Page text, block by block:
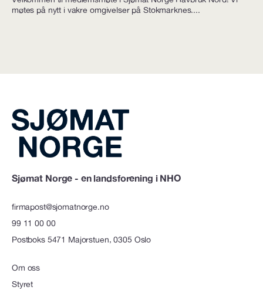
møtes på nytt i vakre omgivelser på Stokmarknes....
Sjømat Norge - en landsforening i NHO
firmapost@sjomatnorge.no
99 11 00 00
Postboks 5471 Majorstuen, 0305 Oslo
Om oss
Styret